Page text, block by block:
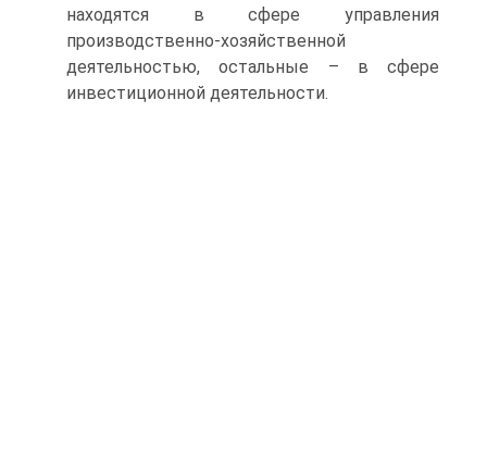
находятся в сфере управления
производственно-хозяйственной
деятельностью, остальные – в сфере
инвестиционной деятельности.